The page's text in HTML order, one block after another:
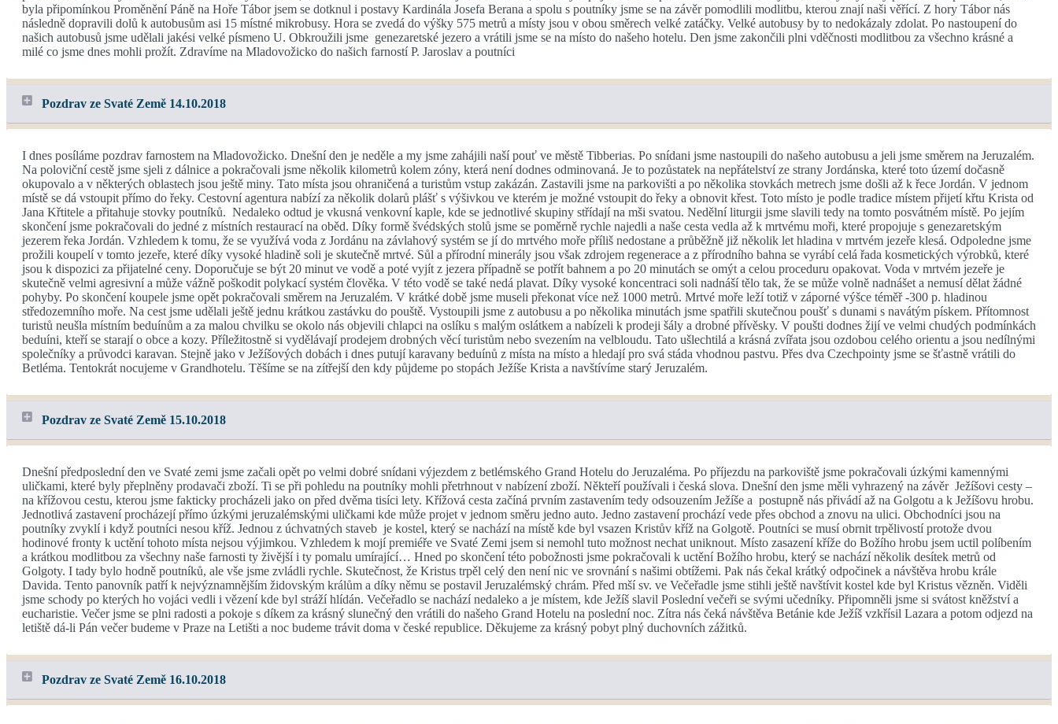
byla připomínkou Proměnění Páně na Hoře Tábor jsem se dotknul i postavy Kardinála Josefa Berana a spolu s poutníky jsme se na závěr pomodlili modlitbu, kterou znají naši věřící. Z hory Tábor nás
následně dopravili dolů k autobusům asi 15 místné mikrobusy. Hora se zvedá do výšky 575 metrů a místy jsou v obou směrech velké zatáčky. Velké autobusy by to nedokázaly zdolat. Po nastoupení do
našich autobusů jsme udělali jakési velké písmeno U. Obkroužili jsme genezaretské jezero a vrátili jsme se na místo do našeho hotelu. Den jsme zakončili plni vděčnosti modlitbou za všechno krásné a
milé co jsme dnes mohli prožít. Zdravíme na Mladovožicko do našich farností P. Jaroslav a poutníci
Pozdrav ze Svaté Země 14.10.2018
I dnes posíláme pozdrav farnostem na Mladovožicko. Dnešní den je neděle a my jsme zahájili naší pouť ve městě Tibberias. Po snídani jsme nastoupili do našeho autobusu a jeli jsme směrem na Jeruzalém.
Na poloviční cestě jsme sjeli z dálnice a pokračovali jsme několik kilometrů kolem zóny, která není dodnes odminovaná. Je to pozůstatek na nepřátelství ze strany Jordánska, které toto území dočasně
okupovalo a v některých oblastech jsou ještě miny. Tato místa jsou ohraničená a turistům vstup zakázán. Zastavili jsme na parkovišti a po několika stovkách metrech jsme došli až k řece Jordán. V jednom
místě se dá vstoupit přímo do řeky. Cestovní agentura nabízí za několik dolarů plášť s výšivkou ve kterém je možné vstoupit do řeky a obnovit křest. Toto místo je podle tradice místem přijetí křtu Krista od
Jana Křtitele a přitahuje stovky poutníků. Nedaleko odtud je vkusná venkovní kaple, kde se jednotlivé skupiny střídají na mši svatou. Nedělní liturgii jsme slavili tedy na tomto posvátném místě. Po jejím
skončení jsme pokračovali do jedné z místních restaurací na oběd. Díky formě švédských stolů jsme se poměrně rychle najedli a naše cesta vedla až k mrtvému moři, které propojuje s genezaretským
jezerem řeka Jordán. Vzhledem k tomu, že se využívá voda z Jordánu na závlahový systém se jí do mrtvého moře příliš nedostane a průběžně již několik let hladina v mrtvém jezeře klesá. Odpoledne jsme
prožili koupelí v tomto jezeře, které díky vysoké hladině soli je skutečně mrtvé. Sůl a přírodní minerály jsou však zdrojem regenerace a z přírodního bahna se vyrábí celá řada kosmetických výrobků, které
jsou k dispozici za přijatelné ceny. Doporučuje se být 20 minut ve vodě a poté vyjít z jezera případně se potřít bahnem a po 20 minutách se omýt a celou proceduru opakovat. Voda v mrtvém jezeře je
skutečně velmi agresivní a může vážně poškodit polykací systém člověka. V této vodě se také nedá plavat. Díky vysoké koncentraci soli nadnáší tělo tak, že se může volně nadnášet a nemusí dělat žádné
pohyby. Po skončení koupele jsme opět pokračovali směrem na Jeruzalém. V krátké době jsme museli překonat více než 1000 metrů. Mrtvé moře leží totiž v záporné výšce téměř -300 p. hladinou
středozemního moře. Na cest jsme udělali ještě jednu krátkou zastávku do pouště. Vystoupili jsme z autobusu a po několika minutách jsme spatřili skutečnou poušť s dunami s navátým pískem. Přítomnost
turistů neušla místním beduínům a za malou chvilku se okolo nás objevili chlapci na oslíku s malým oslátkem a nabízeli k prodeji šály a drobné přívěsky. V poušti dodnes žijí ve velmi chudých podmínkách
beduíni, kteří se starají o obce a kozy. Příležitostně si vydělávají prodejem drobných věcí turistům nebo svezením na velbloudu. Tato ušlechtilá a krásná zvířata jsou ozdobou celého orientu a jsou nedílnými
společníky a průvodci karavan. Stejně jako v Ježíšových dobách i dnes putují karavany beduínů z místa na místo a hledají pro svá stáda vhodnou pastvu. Přes dva Czechpointy jsme se šťastně vrátili do
Betléma. Tentokrát nocujeme v Grandhotelu. Těšíme se na zítřejší den kdy půjdeme po stopách Ježíše Krista a navštívíme starý Jeruzalém.
Pozdrav ze Svaté Země 15.10.2018
Dnešní předposlední den ve Svaté zemi jsme začali opět po velmi dobré snídani výjezdem z betlémského Grand Hotelu do Jeruzaléma. Po příjezdu na parkoviště jsme pokračovali úzkými kamennými
uličkami, které byly přeplněny prodavači zboží. Ti se při pohledu na poutníky mohli přetrhnout v nabízení zboží. Někteří používali i česká slova. Dnešní den jsme měli vyhrazený na závěr Ježíšovi cesty –
na křížovou cestu, kterou jsme fakticky procházeli jako on před dvěma tisíci lety. Křížová cesta začíná prvním zastavením tedy odsouzením Ježíše a postupně nás přivádí až na Golgotu a k Ježíšovu hrobu.
Jednotlivá zastavení procházejí přímo úzkými jeruzalémskými uličkami kde může projet v jednom směru jedno auto. Jedno zastavení prochází vede přes obchod a znovu na ulici. Obchodníci jsou na
poutníky zvyklí i když poutníci nesou kříž. Jednou z úchvatných staveb je kostel, který se nachází na místě kde byl vsazen Kristův kříž na Golgotě. Poutníci se musí obrnit trpělivostí protože dvou
hodinové fronty k uctění tohoto místa nejsou výjimkou. Vzhledem k mojí premiéře ve Svaté Zemi jsem si nemohl tuto možnost nechat uniknout. Místo zasazení kříže do Božího hrobu jsem uctil políbením
a krátkou modlitbou za všechny naše farnosti ty živější i ty pomalu umírající… Hned po skončení této pobožnosti jsme pokračovali k uctění Božího hrobu, který se nachází několik desítek metrů od
Golgoty. I tady bylo hodně poutníků, ale vše jsme zvládli rychle. Skutečnost, že Kristus trpěl celý den není nic ve srovnání s našimi obtížemi. Pak nás čekal krátký odpočinek a návštěva hrobu krále
Davida. Tento panovník patří k nejvýznamnějším židovským králům a díky němu se postavil Jeruzalémský chrám. Před mší sv. ve Večeřadle jsme stihli ještě navštívit kostel kde byl Kristus vězněn. Viděli
jsme schody po kterých ho vojáci vedli i vězení kde byl stráží hlídán. Večeřadlo se nachází nedaleko a je místem, kde Ježíš slavil Poslední večeři se svými učedníky. Připomněli jsme si svátost kněžství a
eucharistie. Večer jsme se plni radosti a pokoje s díkem za krásný slunečný den vrátili do našeho Grand Hotelu na poslední noc. Zítra nás čeká návštěva Betánie kde Ježíš vzkřísil Lazara a potom odjezd na
letiště dá-li Pán večer budeme v Praze na Letišti a noc budeme trávit doma v české republice. Děkujeme za krásný pobyt plný duchovních zážitků.
Pozdrav ze Svaté Země 16.10.2018